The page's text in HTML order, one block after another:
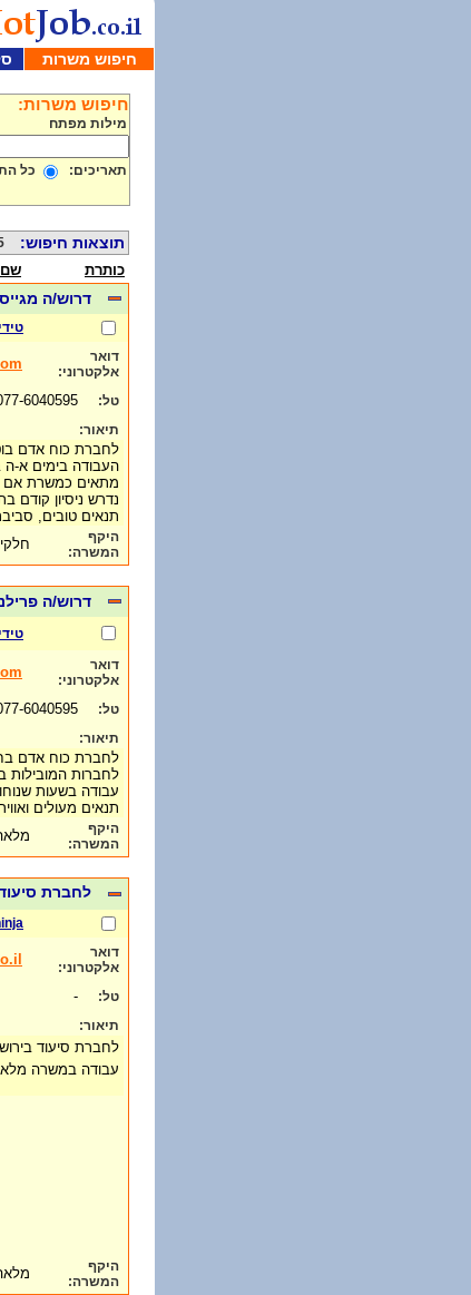
חיפוש משרות
חיפוש משרות:
מילות מפתח
תאריכים: כל
תוצאות חיפוש:
כותרת
דרוש/ה
דואר
אלקטרוני:
טל:
תיאור:
לחברת כוח אדם
העבודה בימים א-
מתאים כמשרת אם
נדרש ניסיון קודם
תנאים טובים,
היקף
המשרה:
דרוש/ה
דואר
אלקטרוני:
טל:
תיאור:
לחברת כוח אדם
לחברות המובילות
עבודה בשעות
תנאים מעולים
היקף
המשרה:
לחברת
דואר
אלקטרוני:
טל: -
תיאור:
לחברת סיעוד
עבודה במשרה
היקף
המשרה: